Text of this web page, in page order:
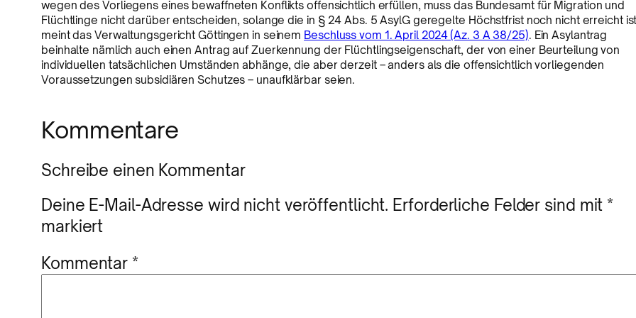
wegen des Vorliegens eines bewaffneten Konflikts offensichtlich erfüllen, muss das Bundesamt für Migration und
Flüchtlinge nicht darüber entscheiden, solange die in § 24 Abs. 5 AsylG geregelte Höchstfrist noch nicht erreicht
meint das Verwaltungsgericht Göttingen in seinem Beschluss vom 1. April 2024 (Az. 3 A 38/25). Ein Asylantrag
beinhalte nämlich auch einen Antrag auf Zuerkennung der Flüchtlingseigenschaft, der von einer Beurteilung von
individuellen tatsächlichen Umständen abhänge, die aber derzeit – anders als die offensichtlich vorliegenden
Voraussetzungen subsidiären Schutzes – unaufklärbar seien.
Kommentare
Schreibe einen Kommentar
Deine E-Mail-Adresse wird nicht veröffentlicht. Erforderliche Felder sind mit *
markiert
Kommentar *